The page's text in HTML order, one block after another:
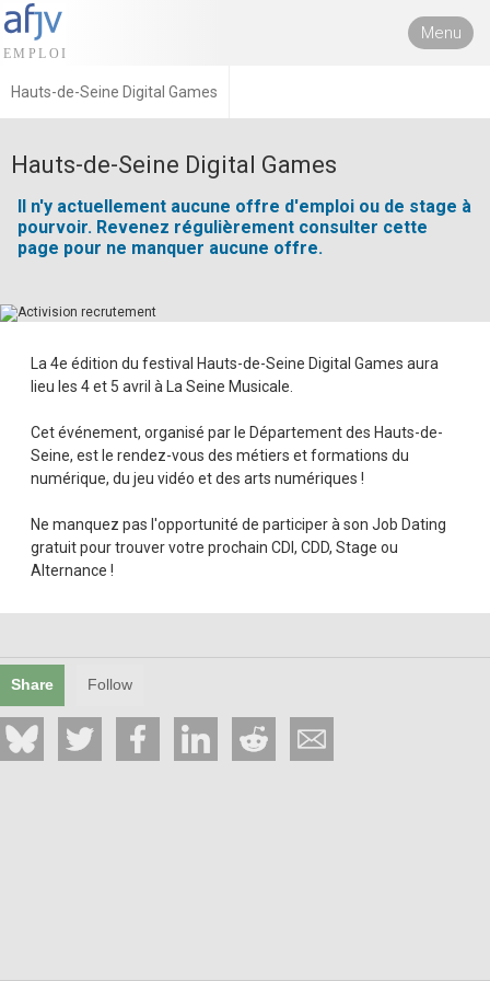
Menu
Hauts-de-Seine Digital Games
Hauts-de-Seine Digital Games
Il n'y actuellement aucune offre d'emploi ou de stage à
pourvoir. Revenez régulièrement consulter cette
page pour ne manquer aucune offre.
La 4e édition du festival Hauts-de-Seine Digital Games aura
lieu les 4 et 5 avril à La Seine Musicale.
Cet événement, organisé par le Département des Hauts-de-
Seine, est le rendez-vous des métiers et formations du
numérique, du jeu vidéo et des arts numériques !
Ne manquez pas l'opportunité de participer à son Job Dating
gratuit pour trouver votre prochain CDI, CDD, Stage ou
Alternance !
Share Follow